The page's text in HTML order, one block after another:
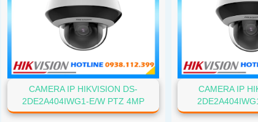
CAMERA IP HIKVISION DS-
2DE2A404IWG1-E/W PTZ 4MP
CAMERA IP